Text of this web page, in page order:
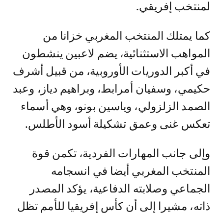
لمنتخب إفريقي.
كما يمتلك المنتخب المغربي خزانا من
المواهب الاستثنائية، يضم لاعبين ينشطون
في أكبر الدوريات الأوروبية، من قبيل أشرف
حكيمي، وسفيان أمرابط، وبراهيم دياز، وعبد
الصمد الزلزولي، وياسين بونو، وهي أسماء
تعكس غنى وعمق تشكيلة أسود الأطلس.
وإلى جانب المهارات الفردية، تكمن قوة
المنتخب المغربي أيضا في انسجامه
الجماعي وصلابته الدفاعية، يؤكد المصدر
ذاته، مشيرا إلى أن كأس إفريقيا للأمم تظل